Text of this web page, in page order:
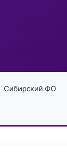
Сибирский ФО